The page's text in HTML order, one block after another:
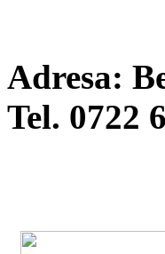
Adresa:
Tel. 0722